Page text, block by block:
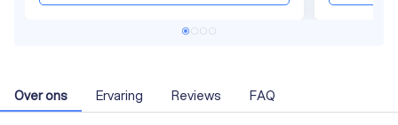
Over ons Ervaring Reviews FAQ